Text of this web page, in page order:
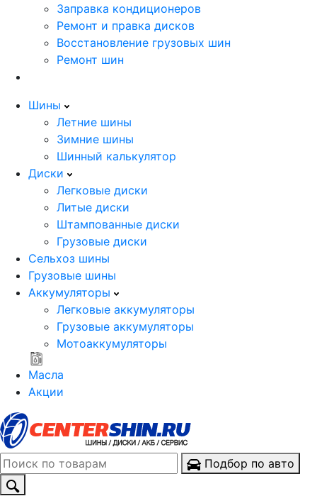
Заправка кондиционеров
Ремонт и правка дисков
Восстановление грузовых шин
Ремонт шин
Шины
Летние шины
Зимние шины
Шинный калькулятор
Диски
Легковые диски
Литые диски
Штампованные диски
Грузовые диски
Сельхоз шины
Грузовые шины
Аккумуляторы
Легковые аккумуляторы
Грузовые аккумуляторы
Мотоаккумуляторы
Масла
Акции
Подбор по авто